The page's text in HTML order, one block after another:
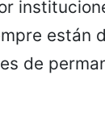
están
de